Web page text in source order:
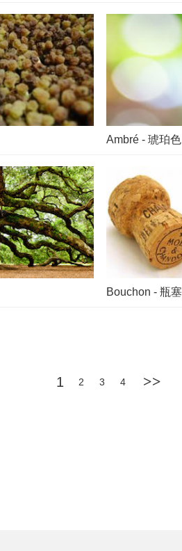
Ambré - 琥珀色
Bouchon - 瓶塞
1 2 3 4 >>